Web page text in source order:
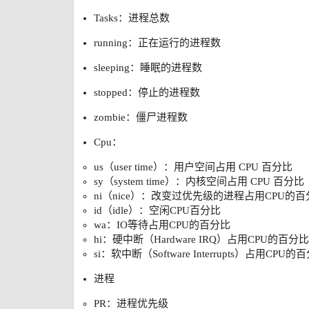
Tasks：进程总数
running：正在运行的进程数
sleeping：睡眠的进程数
stopped：停止的进程数
zombie：僵尸进程数
Cpu：
us（user time）：用户空间占用 CPU 百分比
sy（system time）：内核空间占用 CPU 百分比
ni（nice）：改变过优先级的进程占用CPU的百
id（idle）：空闲CPU百分比
wa：IO等待占用CPU的百分比
hi：硬中断（Hardware IRQ）占用CPU的百分比
si：软中断（Software Interrupts）占用CPU的百
进程
PR：进程优先级